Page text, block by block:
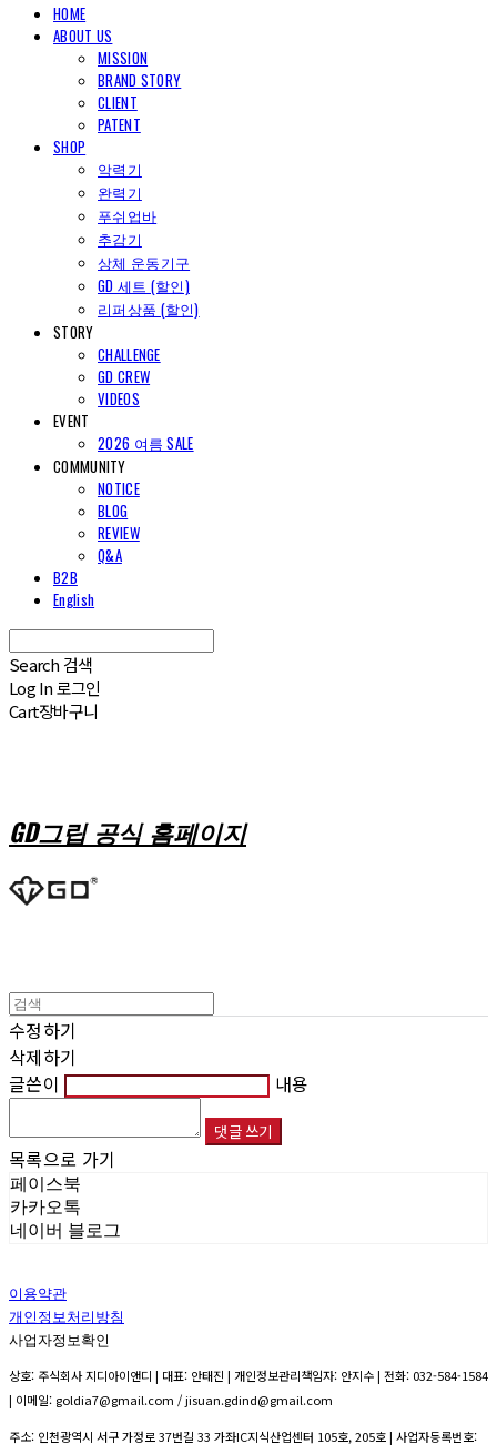
HOME
ABOUT US
MISSION
BRAND STORY
CLIENT
PATENT
SHOP
악력기
완력기
푸쉬업바
추감기
상체 운동기구
GD 세트 (할인)
리퍼상품 (할인)
STORY
CHALLENGE
GD CREW
VIDEOS
EVENT
2026 여름 SALE
COMMUNITY
NOTICE
BLOG
REVIEW
Q&A
B2B
English
Search 검색
Log In로그인
Cart장바구니
GD그립 공식 홈페이지
수정하기
삭제하기
글쓴이
내용
댓글 쓰기
목록으로 가기
페이스북
카카오톡
네이버 블로그
이용약관
개인정보처리방침
사업자정보확인
상호: 주식회사 지디아이앤디 | 대표: 안태진 | 개인정보관리책임자: 안지수 | 전화: 032-584-1584
| 이메일: goldia7@gmail.com / jisuan.gdind@gmail.com
주소: 인천광역시 서구 가정로 37번길 33 가좌IC지식산업센터 105호, 205호 | 사업자등록번호: